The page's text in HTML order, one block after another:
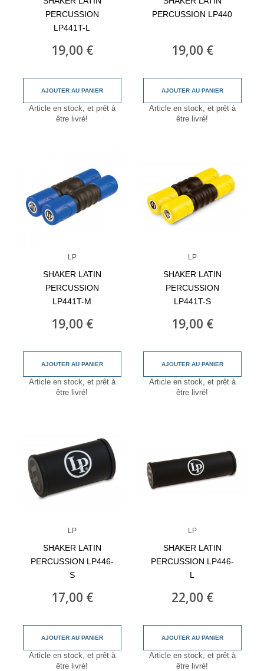
PERCUSSION
LP441T-L
19,00 €
AJOUTER AU PANIER
Article en stock, et prêt à
être livré!
PERCUSSION LP440
19,00 €
AJOUTER AU PANIER
Article en stock, et prêt à
être livré!
LP
SHAKER LATIN
PERCUSSION
LP441T-M
19,00 €
AJOUTER AU PANIER
Article en stock, et prêt à
être livré!
LP
SHAKER LATIN
PERCUSSION
LP441T-S
19,00 €
AJOUTER AU PANIER
Article en stock, et prêt à
être livré!
LP
SHAKER LATIN
PERCUSSION LP446-
S
17,00 €
AJOUTER AU PANIER
Article en stock, et prêt à
être livré!
LP
SHAKER LATIN
PERCUSSION LP446-
L
22,00 €
AJOUTER AU PANIER
Article en stock, et prêt à
être livré!